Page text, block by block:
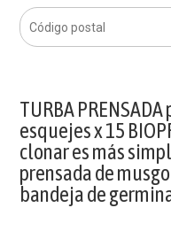
TURBA
esquejes x 15
clonar es más
prensada de
bandeja de